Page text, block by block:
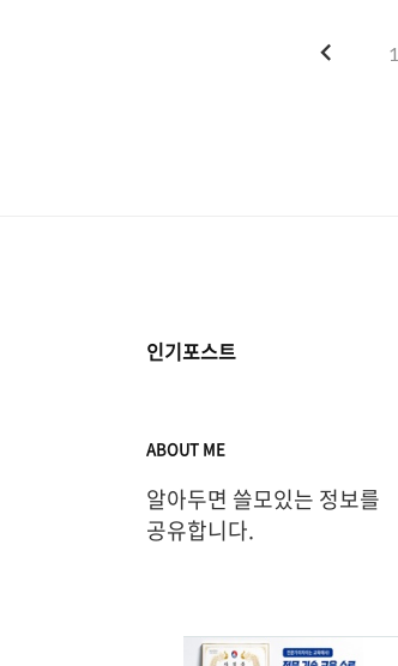
1
인기포스트
ABOUT ME
알아두면 쓸모있는 정보를
공유합니다.